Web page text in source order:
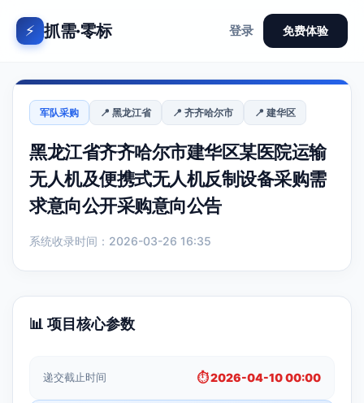
⚡ 抓需·零标 登录 免费体验
军队采购 📍 黑龙江省 📍 齐齐哈尔市 📍 建华区
黑龙江省齐齐哈尔市建华区某医院运输
无人机及便携式无人机反制设备采购需
求意向公开采购意向公告
系统收录时间：2026-03-26 16:35
📊 项目核心参数
递交截止时间 ⏱️ 2026-04-10 00:00